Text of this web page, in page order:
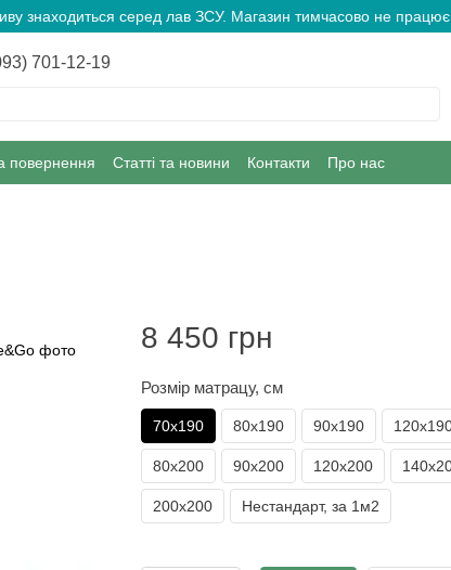
знаходиться серед лав ЗСУ. Магазин тимчасово не
701-12-19
повернення Статті та новини Контакти Про нас
8 450 грн
Розмір матрацу, см
70х190 80х190 90х190
80х200 90х200 120х200
200х200 Нестандарт, за 1м2